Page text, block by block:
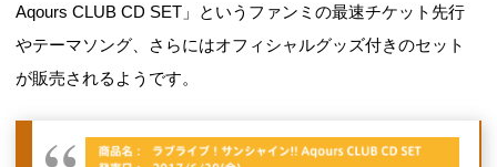
Aqours CLUB CD SET」というファンミの最速チケット先行
やテーマソング、さらにはオフィシャルグッズ付きのセット
が販売されるようです。